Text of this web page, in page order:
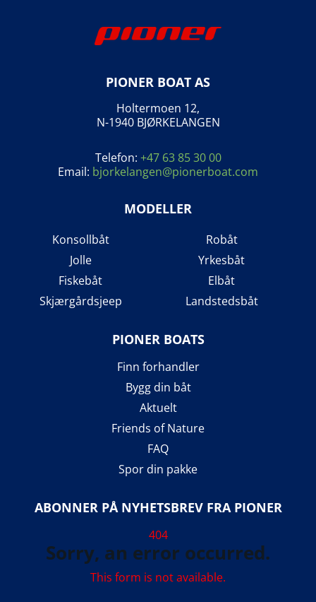
PIONER BOAT AS
Holtermoen 12,
N-1940 BJØRKELANGEN
Telefon: +47 63 85 30 00
Email: bjorkelangen@pionerboat.com
MODELLER
Konsollbåt
Jolle
Fiskebåt
Skjærgårdsjeep
Robåt
Yrkesbåt
Elbåt
Landstedsbåt
PIONER BOATS
Finn forhandler
Bygg din båt
Aktuelt
Friends of Nature
FAQ
Spor din pakke
ABONNER PÅ NYHETSBREV FRA PIONER
404
Sorry, an error occurred.
This form is not available.